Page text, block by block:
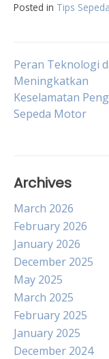
Posted in Tips Sepeda
Post
Peran Teknologi
Meningkatkan
Keselamatan
Sepeda Motor
Archives
March 2026
February 2026
January 2026
December 2025
May 2025
March 2025
February 2025
January 2025
December 2024